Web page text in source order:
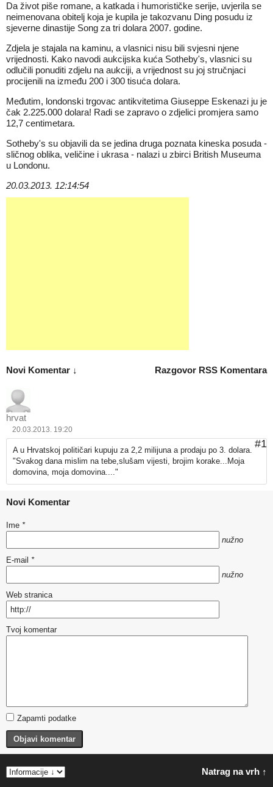
Da život piše romane, a katkada i humorističke serije, uvjerila se
neimenovana obitelj koja je kupila je takozvanu Ding posudu iz
sjeverne dinastije Song za tri dolara 2007. godine.
Zdjela je stajala na kaminu, a vlasnici nisu bili svjesni njene
vrijednosti. Kako navodi aukcijska kuća Sotheby's, vlasnici su
odlučili ponuditi zdjelu na aukciji, a vrijednost su joj stručnjaci
procijenili na između 200 i 300 tisuća dolara.
Međutim, londonski trgovac antikvitetima Giuseppe Eskenazi ju je
čak 2.225.000 dolara! Radi se zapravo o zdjelici promjera samo
12,7 centimetara.
Sotheby's su objavili da se jedina druga poznata kineska posuda -
sličnog oblika, veličine i ukrasa - nalazi u zbirci British Museuma
u Londonu.
20.03.2013. 12:14:54
Razgovor RSS Komentara
Novi Komentar ↓
hrvat
20.03.2013. 19:20
#1
A u Hrvatskoj političari kupuju za 2,2 milijuna a prodaju po 3. dolara.
"Svakog dana mislim na tebe,slušam vijesti, brojim korake...Moja
domovina, moja domovina...."
Novi Komentar
Ime *
nužno
E-mail *
nužno
Web stranica
Tvoj komentar
Zapamti podatke
Objavi komentar
Natrag na vrh ↑